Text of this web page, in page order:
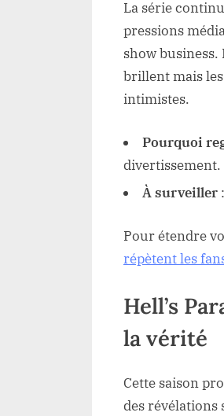
La série
pressions
show
brillent mais les
intimistes.
Pourquoi
divertissement.
À surveiller
Pour étendre
répètent les
Hell’s
la vérité
Cette saison
des révélations